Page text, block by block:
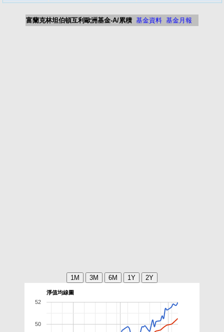
富蘭克林坦伯頓互利歐洲基金-A/累積 基金資料 基金月報
淨值均線圖
50
52